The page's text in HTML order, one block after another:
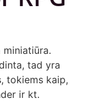
tad yra
tokiems kaip,
ir kt.